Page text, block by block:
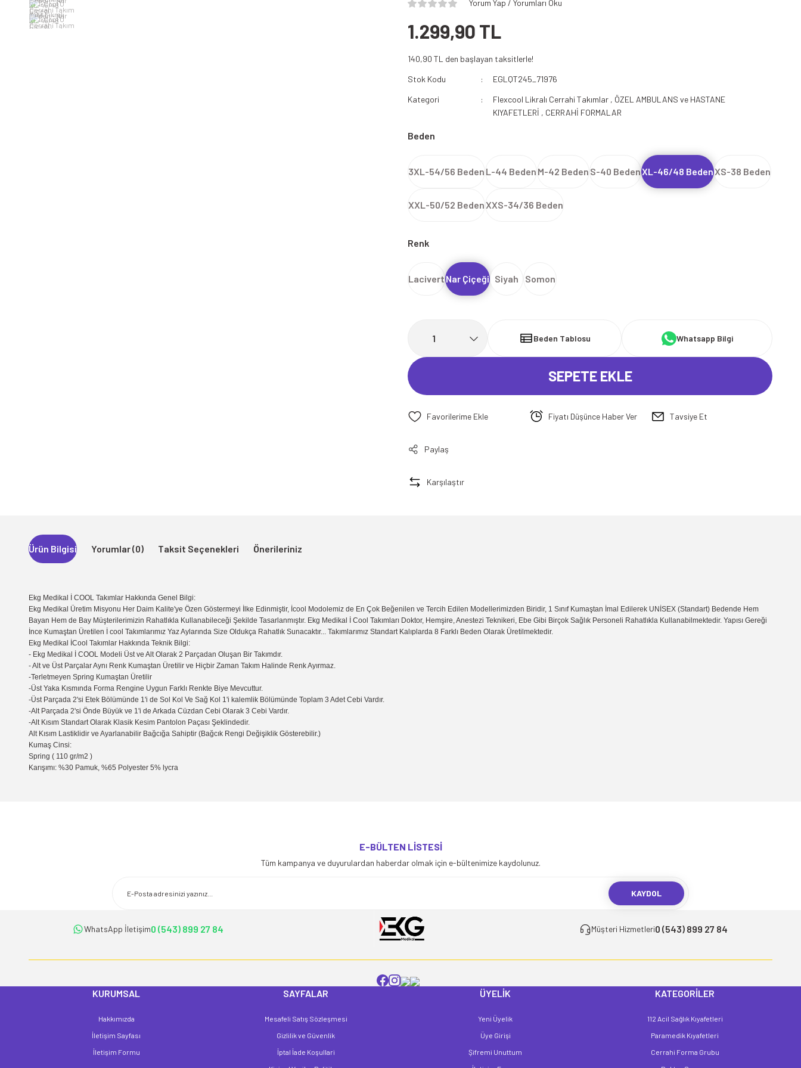
Yorum Yap / Yorumları Oku
1.299,90 TL
140,90 TL den başlayan taksitlerle!
Stok Kodu
EGLQT245_71976
Kategori
Flexcool Likralı Cerrahi Takımlar , ÖZEL AMBULANS ve HASTANE
KIYAFETLERİ , CERRAHİ FORMALAR
Beden
3XL-54/56 Beden L-44 Beden M-42 Beden S-40 BedenXL-46/48 BedenXS-38 Beden
XXL-50/52 BedenXXS-34/36 Beden
Renk
Lacivert Nar Çiçeği Siyah Somon
Beden Tablosu Whatsapp Bilgi
SEPETE EKLE
Fiyatı Düşünce Haber Ver Tavsiye Et
Paylaş
Karşılaştır
Ürün Bilgisi Yorumlar (0) Taksit Seçenekleri Önerileriniz
Ekg Medikal İ COOL Takımlar Hakkında Genel Bilgi:
Ekg Medikal Üretim Misyonu Her Daim Kalite'ye Özen Göstermeyi İlke Edinmiştir, İcool Modolemiz de En Çok Beğenilen ve Tercih Edilen Modellerimizden Biridir, 1 Sınıf Kumaştan İmal Edilerek UNİSEX (Standart) Bedende Hem
Bayan Hem de Bay Müşterilerimizin Rahatlıkla Kullanabileceği Şekilde Tasarlanmıştır. Ekg Medikal İ Cool Takımları Doktor, Hemşire, Anestezi Teknikeri, Ebe Gibi Birçok Sağlık Personeli Rahatlıkla Kullanabilmektedir. Yapısı Gereği
İnce Kumaştan Üretilen İ cool Takımlarımız Yaz Aylarında Size Oldukça Rahatlık Sunacaktır... Takımlarımız Standart Kalıplarda 8 Farklı Beden Olarak Üretilmektedir.
Ekg Medikal İCool Takımlar Hakkında Teknik Bilgi:
- Ekg Medikal İ COOL Modeli Üst ve Alt Olarak 2 Parçadan Oluşan Bir Takımdır.
- Alt ve Üst Parçalar Aynı Renk Kumaştan Üretilir ve Hiçbir Zaman Takım Halinde Renk Ayırmaz.
-Terletmeyen Spring Kumaştan Üretilir
-Üst Yaka Kısmında Forma Rengine Uygun Farklı Renkte Biye Mevcuttur.
-Üst Parçada 2'si Etek Bölümünde 1'i de Sol Kol Ve Sağ Kol 1'i kalemlik Bölümünde Toplam 3 Adet Cebi Vardır.
-Alt Parçada 2'si Önde Büyük ve 1'i de Arkada Cüzdan Cebi Olarak 3 Cebi Vardır.
-Alt Kısım Standart Olarak Klasik Kesim Pantolon Paçası Şeklindedir.
Alt Kısım Lastiklidir ve Ayarlanabilir Bağcığa Sahiptir (Bağcık Rengi Değişiklik Gösterebilir.)
Kumaş Cinsi:
Spring ( 110 gr/m2 )
Karışımı: %30 Pamuk, %65 Polyester 5% lycra
Ürün açıklamasında eksik bilgiler bulunuyor.
Ürün fiyatı diğer sitelerden daha pahalı.
E-BÜLTEN LİSTESİ
Tüm kampanya ve duyurulardan haberdar olmak için e-bültenimize kaydolunuz.
KAYDOL
WhatsApp İletişim0 (543) 899 27 84 Müşteri Hizmetleri0 (543) 899 27 84
KURUMSAL
Hakkımızda
İletişim Sayfası
İletişim Formu
SAYFALAR
Mesafeli Satış Sözleşmesi
Gizlilik ve Güvenlik
İptal İade Koşullari
ÜYELİK
Yeni Üyelik
Üye Girişi
Şifremi Unuttum
KATEGORİLER
112 Acil Sağlık Kıyafetleri
Paramedik Kıyafetleri
Cerrahi Forma Grubu